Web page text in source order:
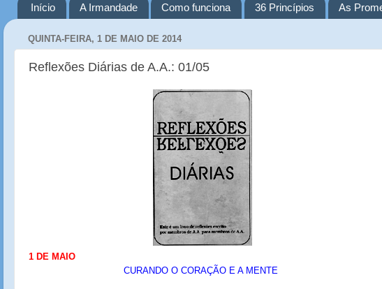
Início A Irmandade Como funciona 36 Princípios As
QUINTA-FEIRA, 1 DE MAIO DE 2014
Reflexões Diárias de A.A.: 01/05
1 DE MAIO
CURANDO O CORAÇÃO E A MENTE